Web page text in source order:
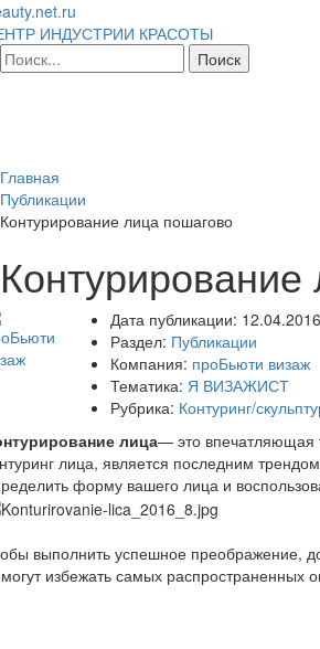
ИНДУСТРИИ КРАСОТЫ
Главная
Публикации
Контурирование лица пошагово
Дата публикации: 12.04.2016
Раздел: Публикации
Компания: проБьюти визаж
Тематика: Я ВИЗАЖИСТ
Рубрика: Контуринг/
лица— это впечатляющая
лица, является последним
форму вашего лица и
выполнить успешное преображение,
избежать самых распространенных